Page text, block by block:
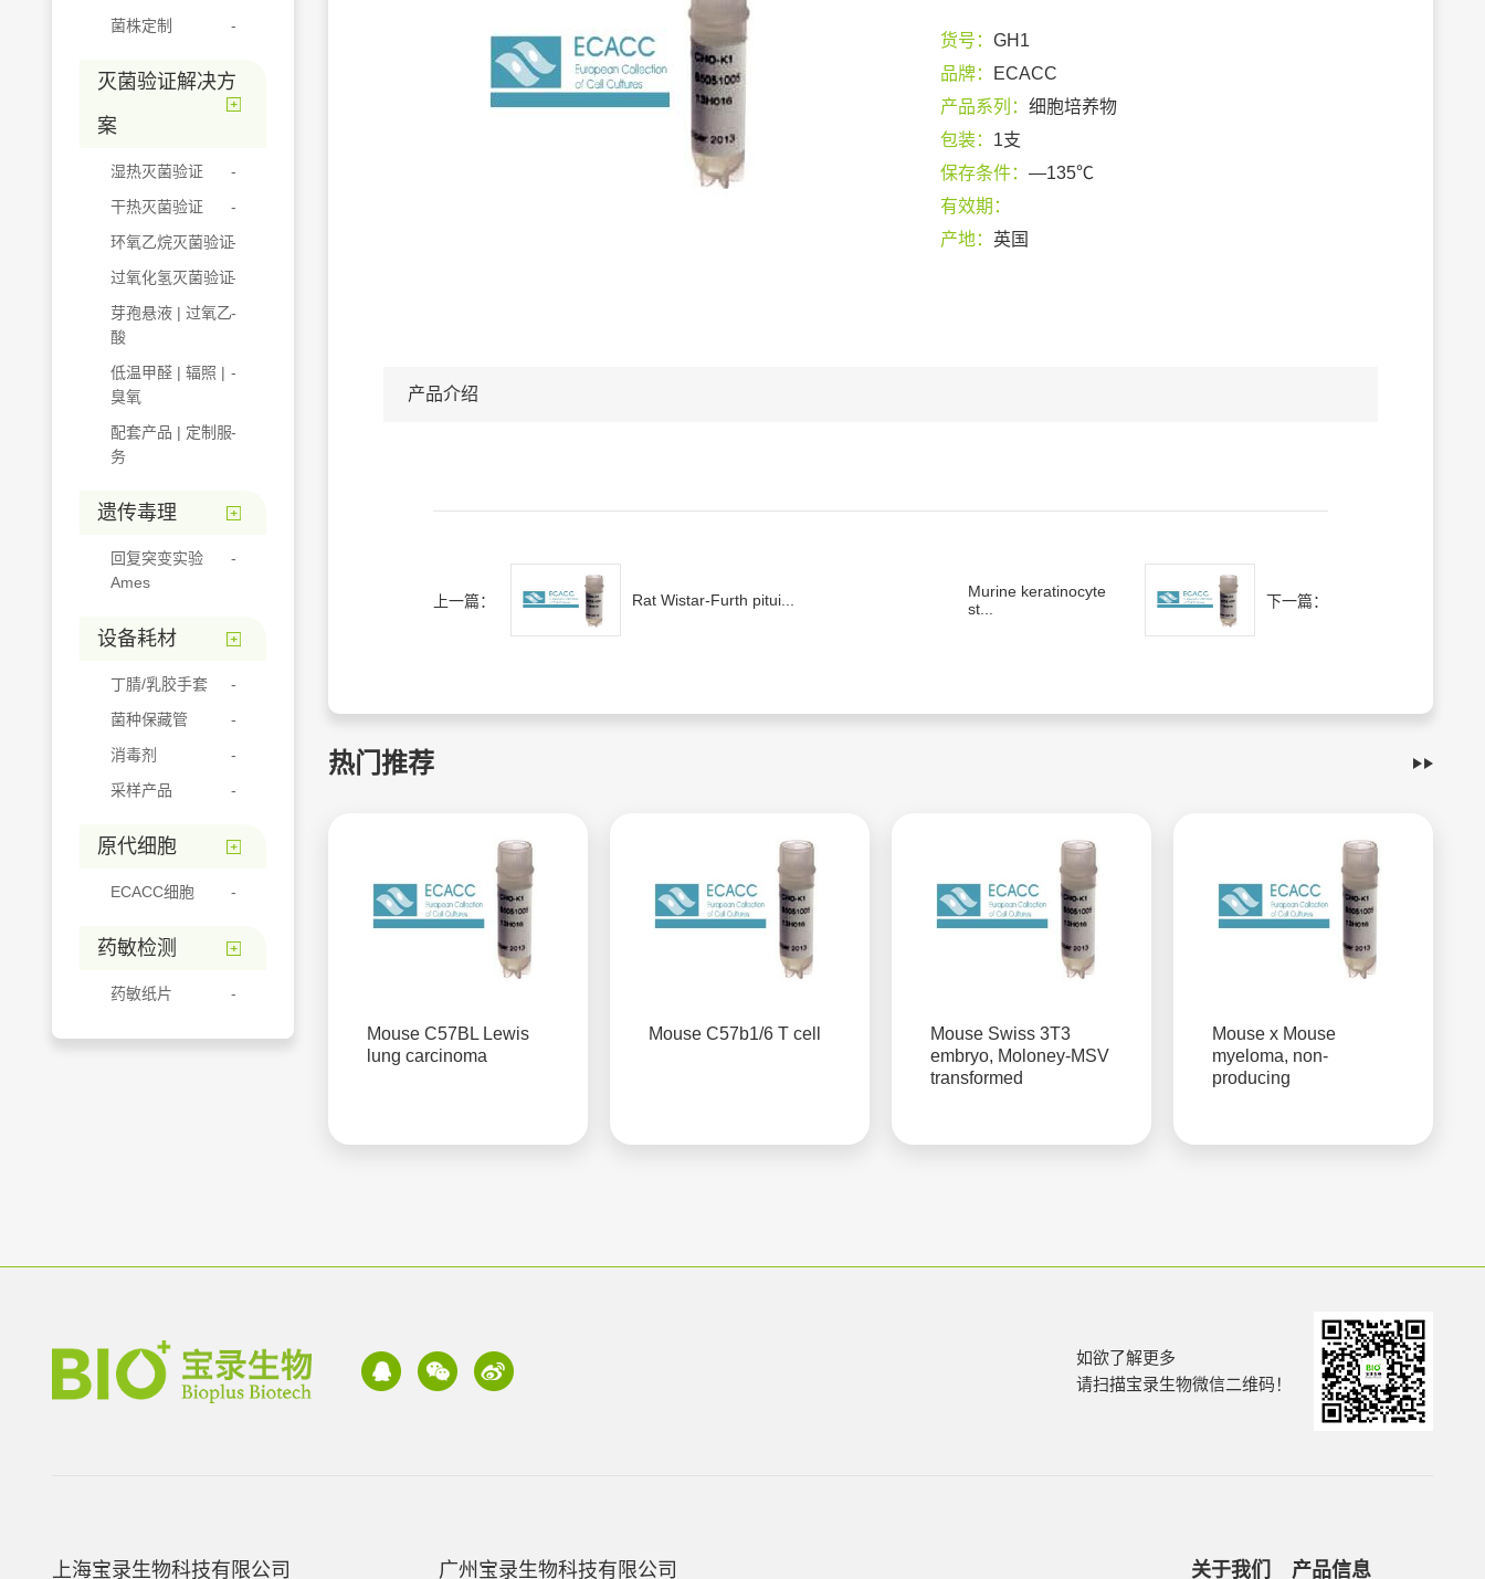
菌株定制
灭菌验证解决方
案
湿热灭菌验证
干热灭菌验证
环氧乙烷灭菌验证
过氧化氢灭菌验证
芽孢悬液 | 过氧乙
酸
低温甲醛 | 辐照 |
臭氧
配套产品 | 定制服
务
遗传毒理
回复突变实验
Ames
设备耗材
丁腈/乳胶手套
菌种保藏管
消毒剂
采样产品
原代细胞
ECACC细胞
药敏检测
药敏纸片
货号： GH1
品牌：
ECACC
产品系列： 细胞培养物
包装： 1支
保存条件： —135℃
有效期：
产地： 英国
产品介绍
上一篇： Rat Wistar-Furth pitui...
Murine keratinocyte
st...
下一篇：
热门推荐
Mouse C57BL Lewis
lung carcinoma
Mouse C57b1/6 T cell
Mouse Swiss 3T3
embryo, Moloney-MSV
transformed
Mouse x Mouse
myeloma, non-
producing
如欲了解更多
请扫描宝录生物微信二维码！
上海宝录生物科技有限公司 广州宝录生物科技有限公司 关于我们 产品信息